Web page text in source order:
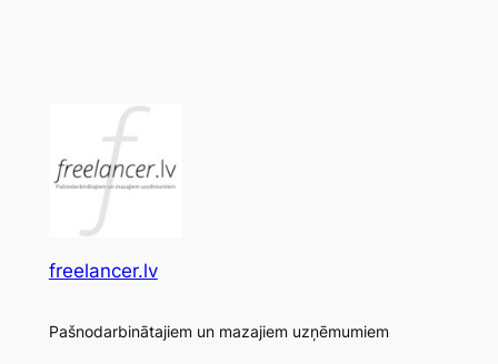
freelancer.lv
Pašnodarbinātajiem un mazajiem uzņēmumiem